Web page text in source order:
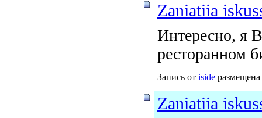
Zaniatiia
Интересно, я
ресторанном
Запись от iside
Zaniatiia